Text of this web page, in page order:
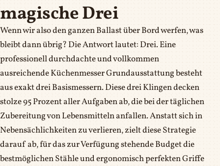
magische Drei
Wenn wir also den ganzen Ballast über Bord werfen, was
bleibt dann übrig? Die Antwort lautet: Drei. Eine
professionell durchdachte und vollkommen
ausreichende Küchenmesser Grundausstattung besteht
aus exakt drei Basismessern. Diese drei Klingen decken
stolze 95 Prozent aller Aufgaben ab, die bei der täglichen
Zubereitung von Lebensmitteln anfallen. Anstatt sich in
Nebensächlichkeiten zu verlieren, zielt diese Strategie
darauf ab, für das zur Verfügung stehende Budget die
bestmöglichen Stähle und ergonomisch perfekten Griffe